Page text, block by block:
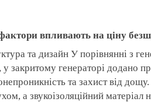
впливають на ціну
та дизайн У порівнянні з
у закритому генераторі додано
та захист від
а звукоізоляційний матеріал